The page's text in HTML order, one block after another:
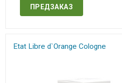
ПРЕДЗАКАЗ
Etat Libre d`Orange Cologne